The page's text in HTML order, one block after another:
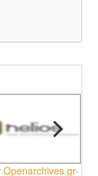
Openarchives.gr-